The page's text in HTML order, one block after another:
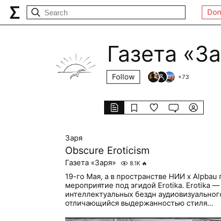
Газета
Follow +73
Заря
Obscure Eroticism
Газета «Заря» 8.1K 🔥
19-го Мая, а в пространстве НИИ х Alpbau
мероприятие под эгидой Erotika. Erotika
интеллектуальных бездн
отличающийся выдержанностью стиля...